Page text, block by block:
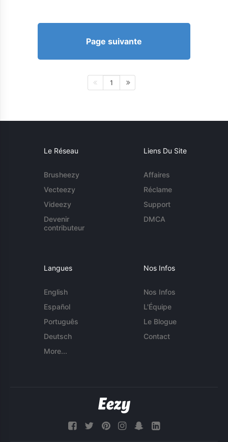
Page suivante
1
Le Réseau
Brusheezy
Vecteezy
Videezy
Devenir
contributeur
Liens Du Site
Affaires
Réclame
Support
DMCA
Langues
English
Español
Português
Deutsch
More...
Nos Infos
Nos Infos
L'Équipe
Le Blogue
Contact